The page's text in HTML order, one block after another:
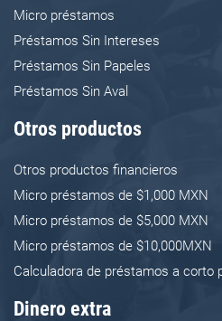
Micro préstamos
Préstamos Sin Intereses
Préstamos Sin Papeles
Préstamos Sin Aval
Otros productos
Otros productos financieros
Micro préstamos de $1,000 MXN
Micro préstamos de $5,000 MXN
Micro préstamos de $10,000MXN
Calculadora de préstamos a corto
Dinero extra